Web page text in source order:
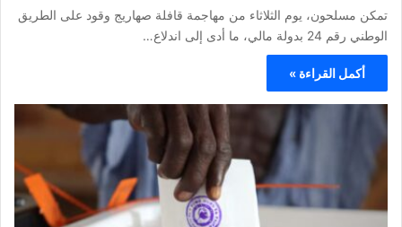
تمكن مسلحون، يوم الثلاثاء من مهاجمة قافلة صهاريج وقود على الطريق
الوطني رقم 24 بدولة مالي، ما أدى إلى اندلاع…
أكمل القراءة »